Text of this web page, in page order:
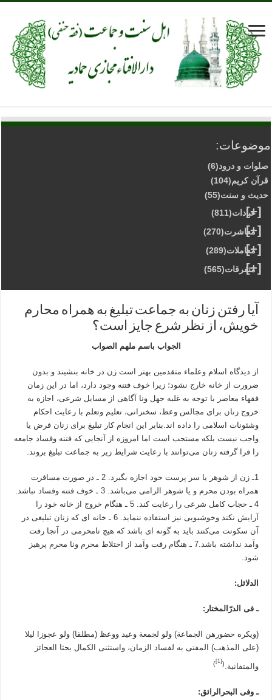
موضوعات:
صلوات و درود(6)
قرآن کریم(104)
حدیث و سنت(55)
[+]
عبادات(811)
[+]
معاشرت(270)
[+]
معاملات(289)
[+]
متفرقات(565)
آیا رفتن زنان به جماعت تبلیغ به همراه محارم
خویش، از نظر شرع جایز است؟
الجواب باسم ملهم الصواب
از دیدگاه اسلام وعلماء متقدمین بهتر است زن در خانه بنشیند و بدون
ضرورت از خانه خارج نشود؛ زیرا خوف فتنه وجود دارد، اما در این زمان
فقهاء معاصر با توجه به غلبه جهل ونا آگاهی از مسایل شرعی، اجازه به
خروج زنان برای مجالس وعظ، سخنرانی، تعلیم وتعلم با رعایت احکام
وشئونات اسلامی را داده اند.بنابر این انجام کار تبلیغ برای زنان فرض یا
واجب نیست بلکه مستحب است اما امروزه از آنجایی که فتنه وفساد جامعه
را فرا گرفته زنان می‌توانند با رعایت شرایط زیر به جماعت تبلیغ بروند.
1ـ زن از شوهر یا سر پرست خود اجازه بگیرد. 2 ـ در صورت مسافرت
همراه بودن محرم و یا شوهر الزامی می‌باشد. 3 ـ خوف فتنه وفساد نباشد.
4 ـ حجاب کامل شرعی را رعایت کند. 5 ـ هنگام خروج از خانه خود را
آرایش نکند وخوشبویی نیز استفاده ننماید. 6 ـ خانه ای که زنان تبلیغی در
آن سکونت می‌کنند باید به گونه ای باشد که هیچ نامحرمی در آنجا رفت
وآمد نداشته باشد.7 ـ هنگام رفت وآمد از اختلاط محرم ونا محرم پرهیز
شود.
الدلائل:
ـ فی الدرّالمختار:
(ويكره حضورهن الجماعة) ولو لجمعة وعيد ووعظ (مطلقا) ولو عجوزا ليلا
(على المذهب) المفتى به لفساد الزمان، واستثنى الكمال بحثا العجائز
والمتفانية.(
[1]
)
ـ وفی البحرالرائق: